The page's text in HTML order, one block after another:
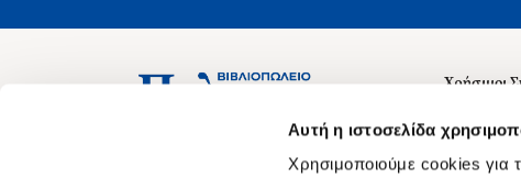
Αυτή η ιστοσελίδα
Χρησιμοποιούμε cookies για
Ασκληπιού 1-3, Αθήνα 106 79
Χρήσιμοι
Σχετικά
Θέσεις